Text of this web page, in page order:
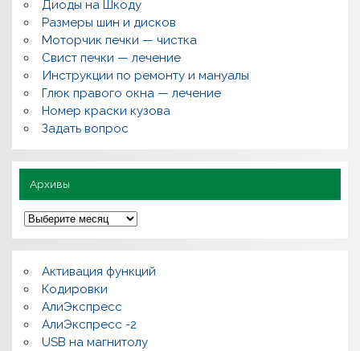
п
р
о
ы
,
о
л
з
Диоды на Шкоду
Размеры шин и дисков
Моторчик печки — чистка
Свист печки — лечение
Инструкции по ремонту и мануалы
Глюк правого окна — лечение
Номер краски кузова
Задать вопрос
Архивы
А
р
х
и
ы
Активация функций
Кодировки
АлиЭкспресс
АлиЭкспресс -2
USB на магнитолу